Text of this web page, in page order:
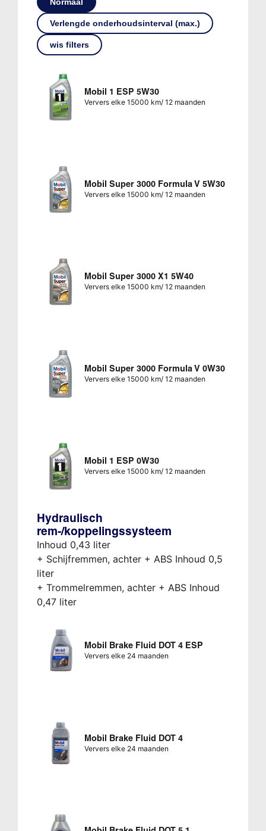
Verlengde onderhoudsinterval (max.)
wis filters
Mobil 1 ESP 5W30
Ververs elke 15000 km/ 12 maanden
Mobil Super 3000 Formula V 5W30
Ververs elke 15000 km/ 12 maanden
Mobil Super 3000 X1 5W40
Ververs elke 15000 km/ 12 maanden
Mobil Super 3000 Formula V 0W30
Ververs elke 15000 km/ 12 maanden
Mobil 1 ESP 0W30
Ververs elke 15000 km/ 12 maanden
Hydraulisch
rem-/koppelingssysteem
Inhoud 0,43 liter
+ Schijfremmen, achter + ABS Inhoud 0,5
liter
+ Trommelremmen, achter + ABS Inhoud
0,47 liter
Mobil Brake Fluid DOT 4 ESP
Ververs elke 24 maanden
Mobil Brake Fluid DOT 4
Ververs elke 24 maanden